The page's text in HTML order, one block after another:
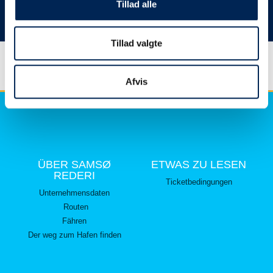
Tillad alle
Tillad valgte
Afvis
Vielen Dank für Ihr Verständnis.
ÜBER SAMSØ
REDERI
Unternehmensdaten
Routen
Fähren
Der weg zum Hafen finden
ETWAS ZU LESEN
Ticketbedingungen